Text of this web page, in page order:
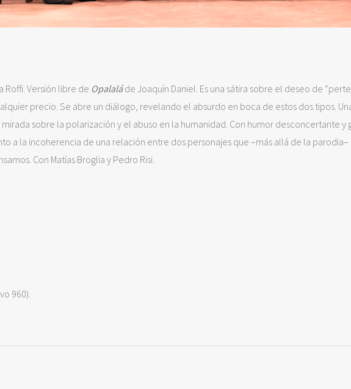
Roffi. Versión libre de Opalaláde Joaquín Daniel. Es una sátira sobre el deseo de
precio. Se abre un diálogo, revelando el absurdo en boca de estos dos tipos.
sobre la polarización y el abuso en la humanidad. Con humor desconcertante y
a la incoherencia de una relación entre dos personajes que –más allá de la parodia–
Con Matías Broglia y Pedro Risi.
960).